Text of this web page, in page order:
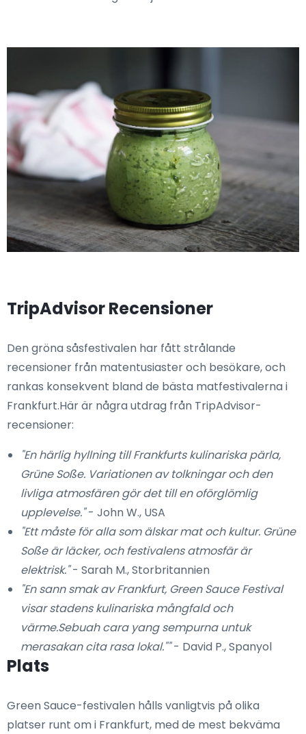
TripAdvisor Recensioner
Den gröna såsfestivalen har fått strålande
recensioner från matentusiaster och besökare, och
rankas konsekvent bland de bästa matfestivalerna i
Frankfurt.Här är några utdrag från TripAdvisor-
recensioner:
"En härlig hyllning till Frankfurts kulinariska pärla,
Grüne Soße. Variationen av tolkningar och den
livliga atmosfären gör det till en oförglömlig
upplevelse."- John W., USA
"Ett måste för alla som älskar mat och kultur. Grüne
Soße är läcker, och festivalens atmosfär är
elektrisk."- Sarah M., Storbritannien
"En sann smak av Frankfurt, Green Sauce Festival
visar stadens kulinariska mångfald och
värme.Sebuah cara yang sempurna untuk
merasakan cita rasa lokal.""- David P., Spanyol
Plats
Green Sauce-festivalen hålls vanligtvis på olika
platser runt om i Frankfurt, med de mest bekväma